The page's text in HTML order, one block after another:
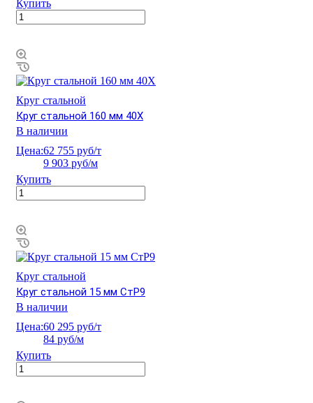
Купить
Круг стальной
Круг стальной 160 мм 40Х
В наличии
Цена:62 755 руб/т
9 903 руб/м
Купить
Круг стальной
Круг стальной 15 мм СтР9
В наличии
Цена:60 295 руб/т
84 руб/м
Купить